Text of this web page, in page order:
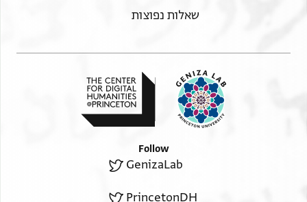
גמאעה מן אצחאבנא . . . .ראני [. . . . . . . . . . . .
גמאעה אן . . . . . . . . . .ה. . . . . . . . . . . . . . . .
מכתום נחן . . . . . . . . . . . . . . . . . . . . . . . . . . . . .
אלחבר וא[. . .]ד. . . . . . . . . . .למ.א. . . . . . . . . . .
ואטלקנאה באלמ[. . . .]. . .א ר אברהם . . . . . . . . .
מא צח ענדנא מן דלך . . . . . . . . . . . . . . . . . . . .
שאלות נפוצות
Follow
GenizaLab
PrincetonDH